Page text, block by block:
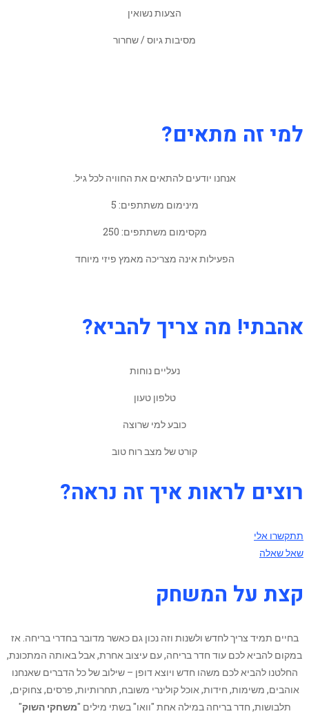
הצעות נשואין
מסיבות גיוס / שחרור
למי זה מתאים?
אנחנו יודעים להתאים את החוויה לכל גיל.
מינימום משתתפים: 5
מקסימום משתתפים: 250
הפעילות אינה מצריכה מאמץ פיזי מיוחד
אהבתי! מה צריך להביא?
נעליים נוחות
טלפון טעון
כובע למי שרוצה
קורט של מצב רוח טוב
רוצים לראות איך זה נראה?
תתקשרו אלי
שאל שאלה
קצת על המשחק
בחיים תמיד צריך לחדש ולשנות וזה נכון גם כאשר מדובר בחדרי בריחה. אז
במקום להביא לכם עוד חדר בריחה, עם עיצוב אחרת, אבל באותה המתכונת,
החלטנו להביא לכם משהו חדש ויוצא דופן – שילוב של כל הדברים שאנחנו
אוהבים, משימות, חידות, אוכל קולינרי משובח, תחרותיות, פרסים, צחוקים,
תלבושות, חדר בריחה במילה אחת "וואו" בשתי מילים "משחקי השוק"